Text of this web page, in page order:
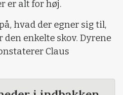
er alt for høj.
hvad der egner sig til,
enkelte skov. Dyrene
Claus